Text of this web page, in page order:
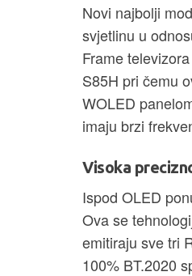
Novi najbolji
svjetlinu u
Frame
S85H pri čemu
WOLED
imaju brzi
Visoka
Ispod OLED
Ova se
emitiraju sve tri
100% BT.2020